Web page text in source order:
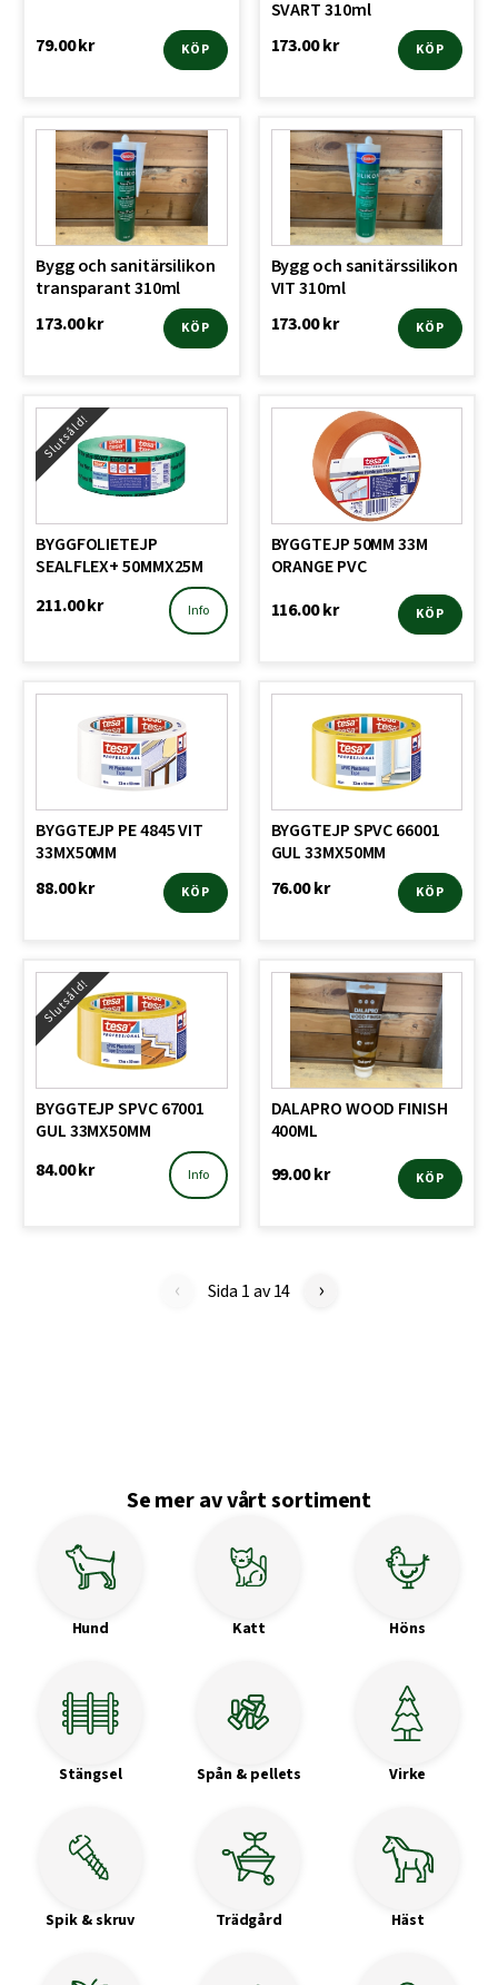
79.00kr KÖP
SVART 310ml
173.00kr KÖP
Bygg och sanitärsilikon
transparant 310ml
173.00kr KÖP
Bygg och sanitärssilikon
VIT 310ml
173.00kr KÖP
Slutsåld!
BYGGFOLIETEJP
SEALFLEX+ 50MMX25M
211.00kr Info
BYGGTEJP 50MM 33M
ORANGE PVC
116.00kr KÖP
BYGGTEJP PE 4845 VIT
33MX50MM
88.00kr KÖP
BYGGTEJP SPVC 66001
GUL 33MX50MM
76.00kr KÖP
Slutsåld!
BYGGTEJP SPVC 67001
GUL 33MX50MM
84.00kr Info
DALAPRO WOOD FINISH
400ML
99.00kr KÖP
‹ Sida 1 av 14 ›
Se mer av vårt sortiment
Hund Katt Höns
Stängsel Spån & pellets Virke
Spik & skruv Trädgård Häst